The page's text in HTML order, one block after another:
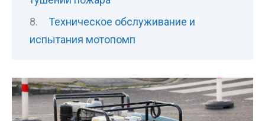
Техническое обслуживание и
испытания мотопомп